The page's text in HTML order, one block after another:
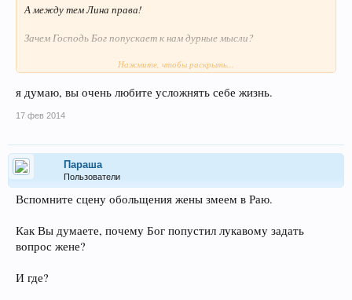
А между тем Лина права!
Зачем Господь Бог попускает к нам дурные мысли?
Может быть для того, чтобы мы НЕ были овощами?..
Нажмите, чтобы раскрыть...
я думаю, вы очень любите усложнять себе жизнь.
17 фев 2014
Параша
Пользователи
Вспомните сцену обольщения жены змеем в Раю.
Как Вы думаете, почему Бог попустил лукавому задать
вопрос жене?
И где?